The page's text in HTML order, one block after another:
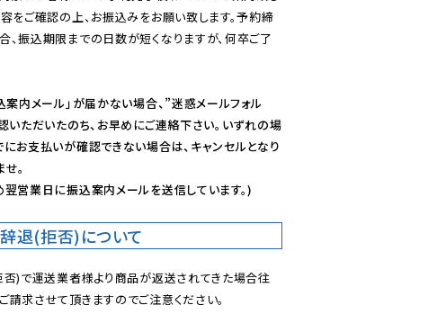
をご確認の上、お振込みをお願い致します。予約締
振込期限までの日数が短くなりますが、何卒ご了
案内メール」が届かない場合、”迷惑メールフォル
いただいたのち、お早めにご連絡下さい。いずれの場
お支払いが確認できない場合は、キャンセルとなり
。
営業日に振込案内メールを送信しています。)
退(拒否)について
)で運送業者様より商品が返送されてきた場合往
求させて頂きますのでご注意ください。